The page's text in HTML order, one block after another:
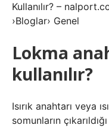
Kullanılır? –
›Bloglar› Genel
Lokma
kullanılır?
Isırık anahtarı veya
somunların